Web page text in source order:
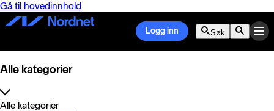
Gå til hovedinnhold
Logg inn Søk
Alle kategorier
Alle kategorier